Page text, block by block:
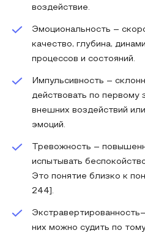
воздействие.
Эмоциональность –
качество, глубина,
процессов и состояний.
Импульсивность –
действовать по первому
внешних воздействий
эмоций.
Тревожность –
испытывать
Это понятие близко к
244].
них можно судить по